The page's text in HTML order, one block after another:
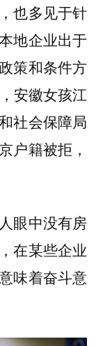
也多见于针
地企业出于
策和条件方
安徽女孩江
社会保障局
户籍被拒，
眼中没有房
在某些企业
味着奋斗意